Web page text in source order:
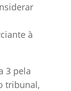
à
3 pela
tribunal,